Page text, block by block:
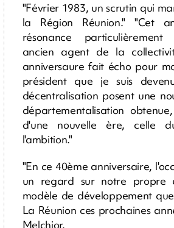
"Février 1983, un scrutin qui
la Région Réunion." "Cet
résonance
ancien agent de la
anniversaure fait écho pour
président que je suis
décentralisation posent une
départementalisation
d'une nouvelle ère, celle
l'ambition."
"En ce 40ème anniversaire,
un regard sur notre propre
modèle de développement
La Réunion ces prochaines
Melchior.